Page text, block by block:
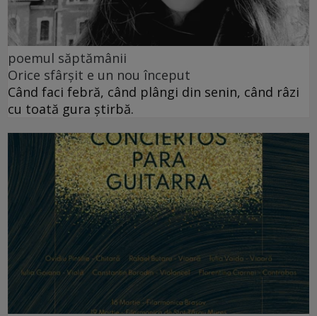
poemul săptămânii
Orice sfârșit e un nou început
Când faci febră, când plângi din senin, când râzi
cu toată gura știrbă.